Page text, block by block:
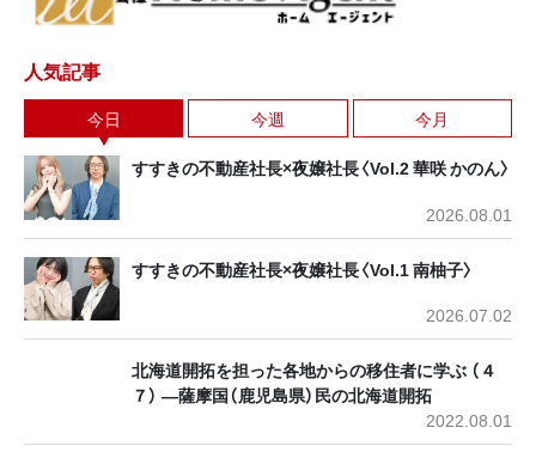
人気記事
今日 今週 今月
すすきの不動産社長×夜嬢社長〈Vol.2 華咲 かのん〉
2026.08.01
すすきの不動産社長×夜嬢社長〈Vol.1 南柚子〉
2026.07.02
北海道開拓を担った各地からの移住者に学ぶ （４
７） ―薩摩国（鹿児島県）民の北海道開拓
2022.08.01